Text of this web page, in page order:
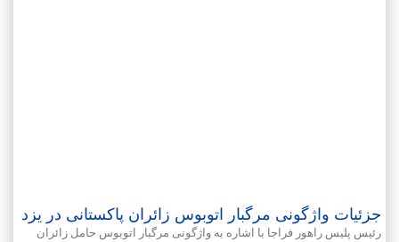
جزئیات واژگونی مرگبار اتوبوس زائران پاکستانی در یزد
رئیس پلیس راهور فراجا با اشاره به واژگونی مرگبار اتوبوس حامل زائران